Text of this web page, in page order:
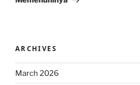
ARCHIVES
March 2026